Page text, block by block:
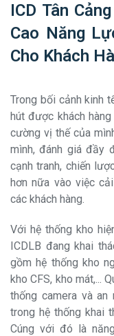
ICD Tân
Cao Năng
Cho Khách
Trong bối cảnh kinh
hút được khách
cường vị thế của
mình, đánh giá đầy
cạnh tranh, chiến
hơn nữa vào việc
các khách hàng.
Với hệ thống kho
ICDLB đang khai
gồm hệ thống kho
kho CFS, kho mát,...
thống camera và
trong hệ thống khai
Cúng với đó là